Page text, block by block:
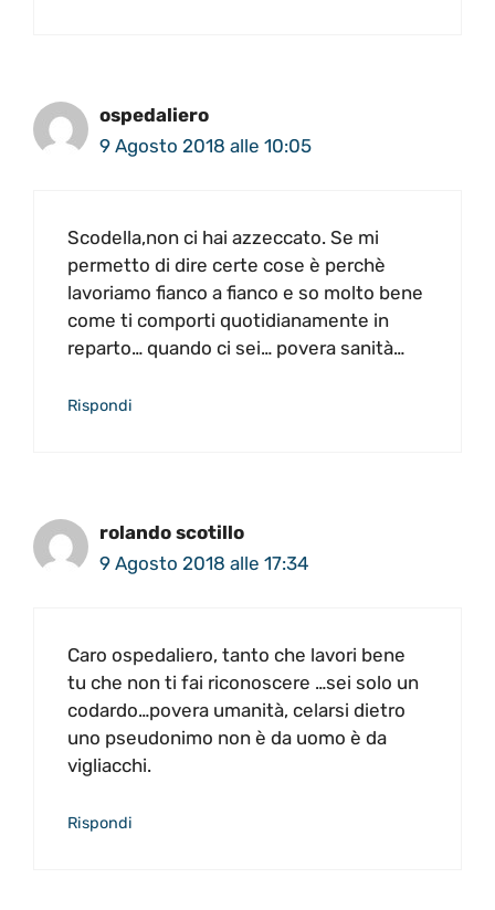
ospedaliero
9 Agosto 2018 alle 10:05
Scodella,non ci hai azzeccato. Se mi
permetto di dire certe cose è perchè
lavoriamo fianco a fianco e so molto bene
come ti comporti quotidianamente in
reparto… quando ci sei… povera sanità…
Rispondi
rolando scotillo
9 Agosto 2018 alle 17:34
Caro ospedaliero, tanto che lavori bene
tu che non ti fai riconoscere …sei solo un
codardo…povera umanità, celarsi dietro
uno pseudonimo non è da uomo è da
vigliacchi.
Rispondi